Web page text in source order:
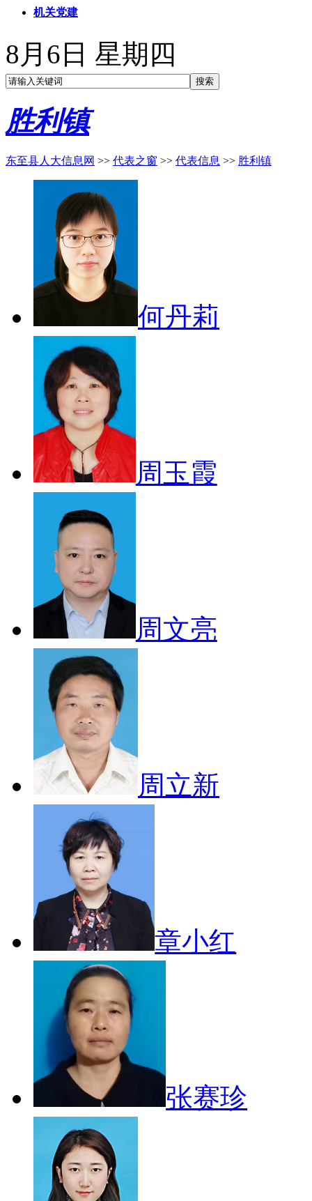
机关党建
8月6日 星期四
胜利镇
东至县人大信息网 >> 代表之窗 >> 代表信息 >> 胜利镇
何丹莉
周玉霞
周文亮
周立新
章小红
张赛珍